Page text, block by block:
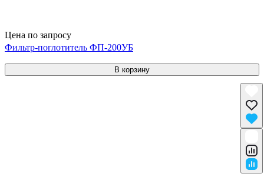
Цена по запросу
Фильтр-поглотитель ФП-200УБ
В корзину